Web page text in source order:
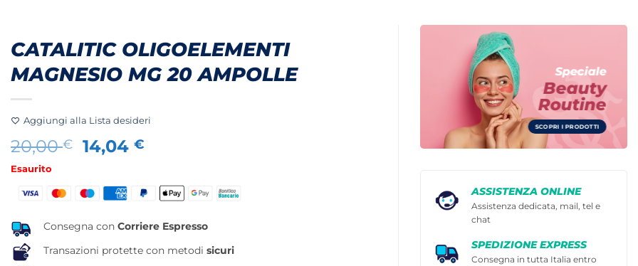
CATALITIC OLIGOELEMENTI
MAGNESIO MG 20 AMPOLLE
Aggiungi alla Lista desideri
20,00€
Il
originale
era:
14,04€
attuale
è:
Esaurito
Consegna con Corriere Espresso
Transazioni protette con metodi sicuri
Speciale
Beauty
Routine
SCOPRI I PRODOTTI
ASSISTENZA ONLINE
Assistenza dedicata, mail, tel e
chat
SPEDIZIONE EXPRESS
Consegna in tutta Italia entro